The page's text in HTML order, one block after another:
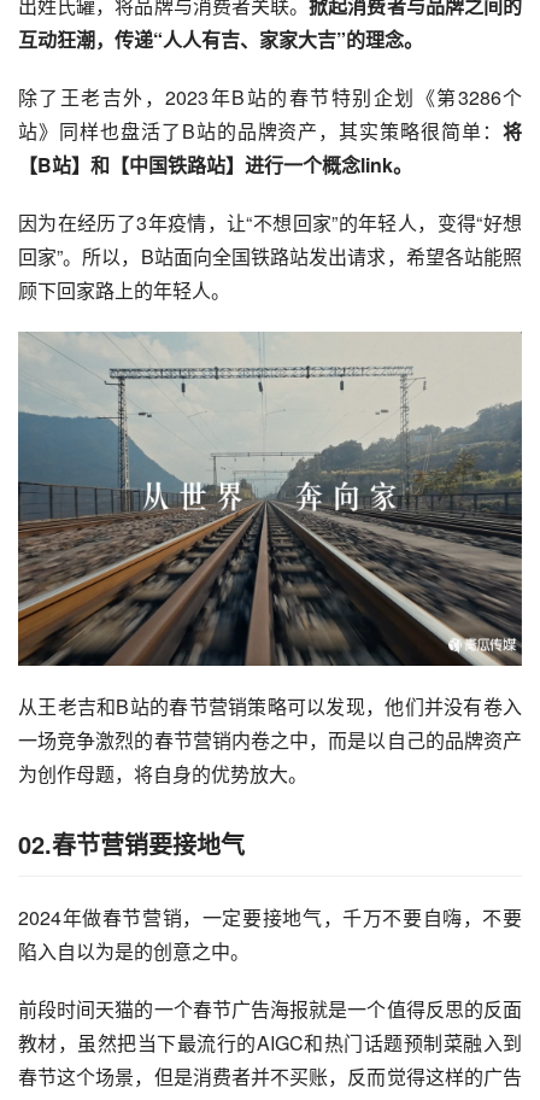
出姓氏罐，将品牌与消费者关联。掀起消费者与品牌之间的
互动狂潮，传递“人人有吉、家家大吉”的理念。
除了王老吉外，2023年B站的春节特别企划《第3286个
站》同样也盘活了B站的品牌资产，其实策略很简单： 将
【B站】和【中国铁路站】进行一个概念link。
因为在经历了3年疫情，让“不想回家”的年轻人，变得“好想
回家”。所以，B站面向全国铁路站发出请求，希望各站能照
顾下回家路上的年轻人。
从王老吉和B站的春节营销策略可以发现，他们并没有卷入
一场竞争激烈的春节营销内卷之中，而是以自己的品牌资产
为创作母题，将自身的优势放大。
02.春节营销要接地气
2024年做春节营销，一定要接地气，千万不要自嗨，不要
陷入自以为是的创意之中。
前段时间天猫的一个春节广告海报就是一个值得反思的反面
教材，虽然把当下最流行的AIGC和热门话题预制菜融入到
春节这个场景，但是消费者并不买账，反而觉得这样的广告